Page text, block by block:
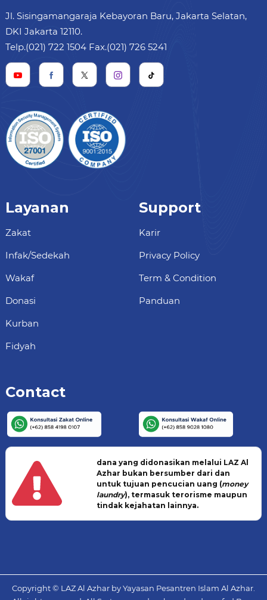
Jl. Sisingamangaraja Kebayoran Baru, Jakarta Selatan,
DKI Jakarta 12110.
Telp.(021) 722 1504 Fax.(021) 726 5241
Layanan
Zakat
Infak/Sedekah
Wakaf
Donasi
Kurban
Fidyah
Support
Karir
Privacy Policy
Term & Condition
Panduan
Contact
dana yang didonasikan melalui LAZ Al
Azhar bukan bersumber dari dan
untuk tujuan pencucian uang (money
laundry), termasuk terorisme maupun
tindak kejahatan lainnya.
Copyright © LAZ Al Azhar by Yayasan Pesantren Islam Al Azhar.